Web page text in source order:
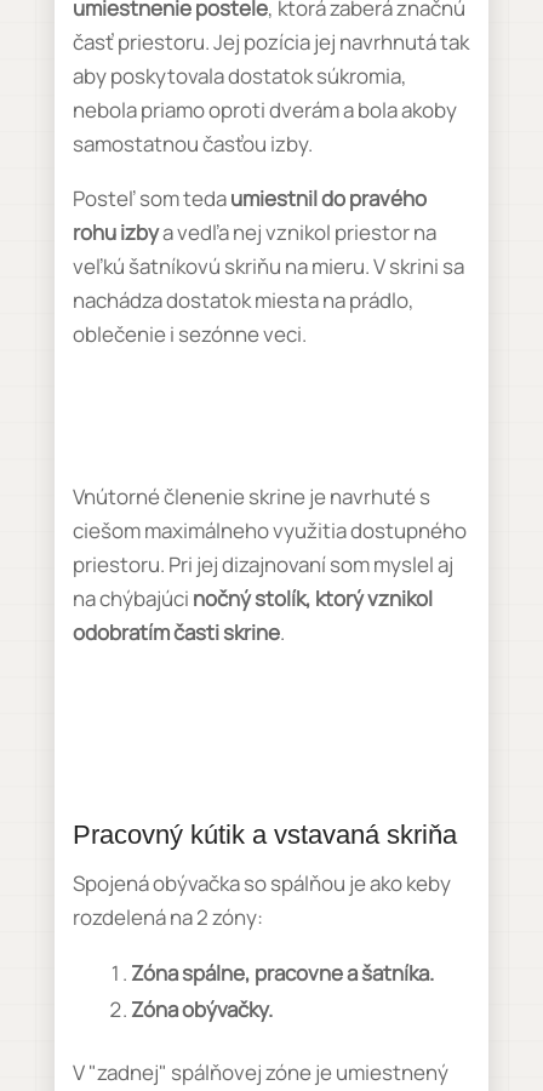
umiestnenie postele, ktorá zaberá značnú
časť priestoru. Jej pozícia jej navrhnutá tak
aby poskytovala dostatok súkromia,
nebola priamo oproti dverám a bola akoby
samostatnou časťou izby.
Posteľ som tedaumiestnil do pravého
rohu izbya vedľa nej vznikol priestor na
veľkú šatníkovú skriňu na mieru. V skrini sa
nachádza dostatok miesta na prádlo,
oblečenie i sezónne veci.
Vnútorné členenie skrine je navrhuté s
ciešom maximálneho využitia dostupného
priestoru. Pri jej dizajnovaní som myslel aj
na chýbajúci nočný stolík, ktorý vznikol
odobratím časti skrine.
Pracovný kútik a vstavaná skriňa
Spojená obývačka so spálňou je ako keby
rozdelená na 2 zóny:
Zóna spálne, pracovne a šatníka.
Zóna obývačky.
V "zadnej" spálňovej zóne je umiestnený